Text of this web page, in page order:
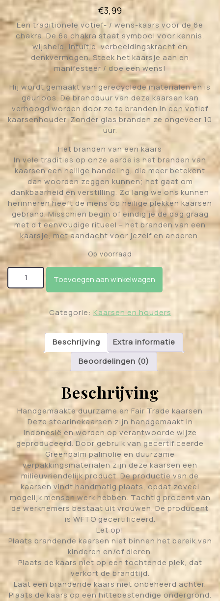
€3,99
Een traditionele votief- / wens-kaars voor de 6e
chakra. De 6e chakra staat symbool voor kennis,
wijsheid, intuïtie, verbeeldingskracht en
denkvermogen. Steek het kaarsje aan en
manifesteer / doe een wens!
Hij wordt gemaakt van gerecyclede materialen en is
geurloos. De brandduur van deze kaarsen kan
verhoogd worden door ze te branden in een votief
kaarsenhouder. Zonder glas branden ze ongeveer 10
uur.
Het branden van een kaars
In vele tradities op onze aarde is het branden van
kaarsen een heilige handeling, die meer betekent
dan woorden zeggen kunnen; het gaat om
dankbaarheid en verstilling. Zo lang we ons kunnen
herinneren heeft de mens op heilige plekken kaarsen
gebrand. Misschien begin of eindig je de dag graag
met dit eenvoudige ritueel – het branden van een
kaarsje, met aandacht voor jezelf en anderen.
Op voorraad
Fair Trade Votief Wens Kaars Derde Oog Chakra (6e)
– Indigo aantal
Toevoegen aan winkelwagen
Categorie: Kaarsen en houders
Beschrijving
Extra informatie
Beoordelingen (0)
Beschrijving
Handgemaakte duurzame en Fair Trade kaarsen
Deze stearinekaarsen zijn handgemaakt in
Indonesië en worden op verantwoorde wijze
geproduceerd. Door gebruik van gecertificeerde
Greenpalm palmolie en duurzame
verpakkingsmaterialen zijn deze kaarsen een
milieuvriendelijk product. De productie van de
kaarsen vindt handmatig plaats, opdat zoveel
mogelijk mensen werk hebben. Tachtig procent van
de werknemers bestaat uit vrouwen. De producent
is WFTO gecertificeerd.
Let op!
Plaats brandende kaarsen niet binnen het bereik van
kinderen en/of dieren.
Plaats de kaars niet op een tochtende plek, dat
verkort de brandtijd.
Laat een brandende kaars niet onbeheerd achter.
Plaats de kaars op een hittebestendige ondergrond.